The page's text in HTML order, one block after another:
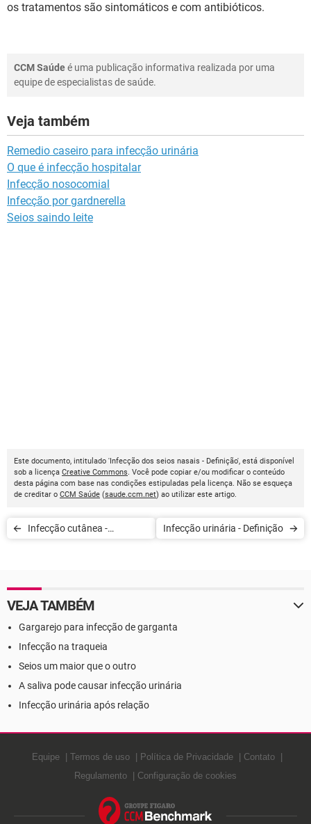
os tratamentos são sintomáticos e com antibióticos.
CCM Saúdeé uma publicação informativa realizada por uma
equipe de especialistas de saúde.
Veja também
Remedio caseiro para infecção urinária
O que é infecção hospitalar
Infecção nosocomial
Infecção por gardnerella
Seios saindo leite
Este documento, intitulado 'Infecção dos seios nasais - Definição', está disponível
sob a licença Creative Commons. Você pode copiar e/ou modificar o conteúdo
desta página com base nas condições estipuladas pela licença. Não se esqueça
de creditar o CCM Saúde (saude.ccm.net) ao utilizar este artigo.
Infecção cutânea -
Infecção urinária - Definição
VEJA TAMBÉM
Gargarejo para infecção de garganta
Infecção na traqueia
Seios um maior que o outro
A saliva pode causar infecção urinária
Infecção urinária após relação
Equipe Termos de uso Política de Privacidade
Contato
Regulamento
Configuração de cookies